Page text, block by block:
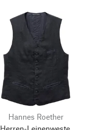
Hannes Roether
Herren-Leinenweste,